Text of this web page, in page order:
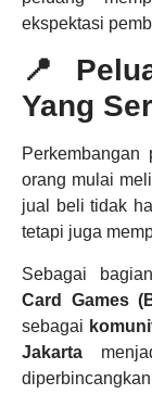
ekspektasi
📍
Yang
Perkembangan
orang mulai
jual beli tidak
tetapi juga
Sebagai
Card Games
sebagai
Jakarta